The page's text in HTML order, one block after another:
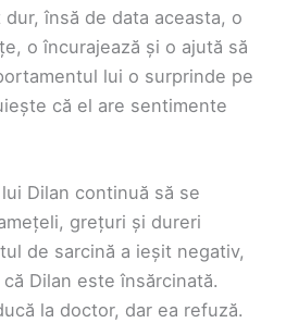
însă de data aceasta, o
o încurajează și o ajută să
lui o surprinde pe
că el are sentimente
Dilan continuă să se
grețuri și dureri
de sarcină a ieșit negativ,
Dilan este însărcinată.
la doctor, dar ea refuză.